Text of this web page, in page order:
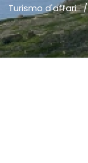
Turismo d'affari /